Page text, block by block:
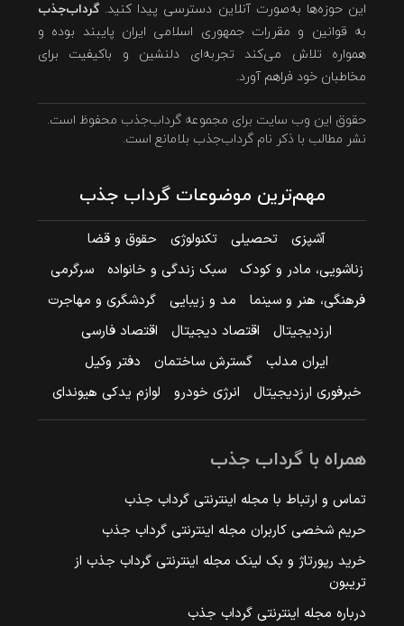
این حوزه‌ها به‌صورت آنلاین دسترسی پیدا کنید.گرداب‌جذب
به قوانین و مقررات جمهوری اسلامی ایران پایبند بوده و
همواره تلاش می‌کند تجربه‌ای دلنشین و باکیفیت برای
مخاطبان خود فراهم آورد.
حقوق این وب سایت برای مجموعه گرداب‌جذب محفوظ است.
نشر مطالب با ذکر نام گرداب‌جذب بلامانع است.
مهم‌ترین موضوعات گرداب جذب
آشپزی تحصیلی تکنولوژی
حقوق و قضا
زناشویی، مادر و کودک
سبک زندگی و خانواده
سرگرمی
فرهنگی، هنر و سینما
مد و زیبایی
گردشگری و مهاجرت
ارزدیجیتال
اقتصاد دیجیتال
اقتصاد فارسی
ایران مدلب
گسترش ساختمان
دفتر وکیل
خبرفوری ارزدیجیتال
انرژی خودرو لوازم یدکی هیوندای
همراه با گرداب جذب
تماس و ارتباط با مجله اینترنتی گرداب جذب
حریم شخصی کاربران مجله اینترنتی گرداب جذب
خرید رپورتاژ و بک لینک مجله اینترنتی گرداب جذب از
تریبون
درباره مجله اینترنتی گرداب جذب